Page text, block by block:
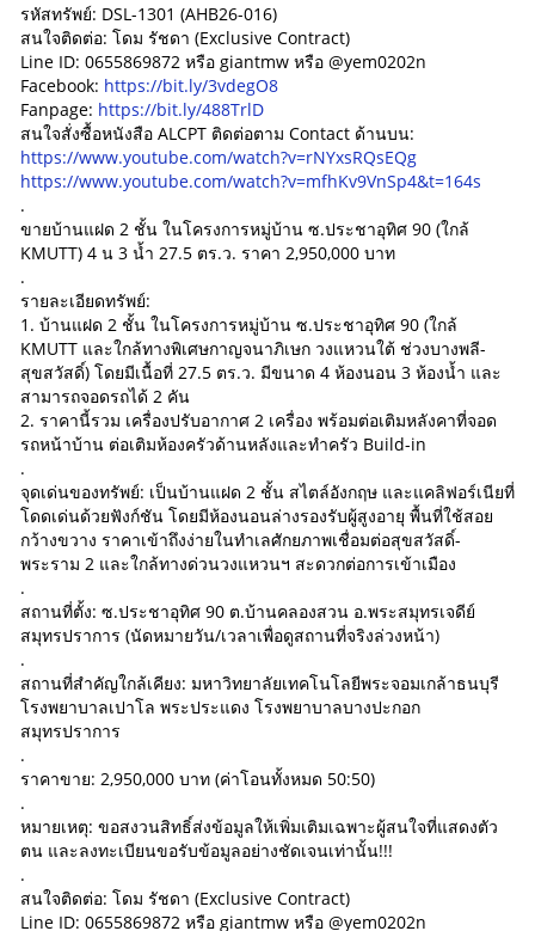
รหัสทรัพย์: DSL-1301 (AHB26-016)
สนใจติดต่อ: โดม รัชดา (Exclusive Contract)
Line ID: 0655869872 หรือ giantmw หรือ @yem0202n
Facebook: https://bit.ly/3vdegO8
Fanpage: https://bit.ly/488TrlD
สนใจสั่งซื้อหนังสือ ALCPT ติดต่อตาม Contact ด้านบน:
https://www.youtube.com/watch?v=rNYxsRQsEQg
https://www.youtube.com/watch?v=mfhKv9VnSp4&t=164s
.
ขายบ้านแฝด 2 ชั้น ในโครงการหมู่บ้าน ซ.ประชาอุทิศ 90 (ใกล้
KMUTT) 4 น 3 น้ำ 27.5 ตร.ว. ราคา 2,950,000 บาท
.
รายละเอียดทรัพย์:
1. บ้านแฝด 2 ชั้น ในโครงการหมู่บ้าน ซ.ประชาอุทิศ 90 (ใกล้
KMUTT และใกล้ทางพิเศษกาญจนาภิเษก วงแหวนใต้ ช่วงบางพลี-
สุขสวัสดิ์) โดยมีเนื้อที่ 27.5 ตร.ว. มีขนาด 4 ห้องนอน 3 ห้องน้ำ และ
สามารถจอดรถได้ 2 คัน
2. ราคานี้รวม เครื่องปรับอากาศ 2 เครื่อง พร้อมต่อเติมหลังคาที่จอด
รถหน้าบ้าน ต่อเติมห้องครัวด้านหลังและทำครัว Build-in
.
จุดเด่นของทรัพย์: เป็นบ้านแฝด 2 ชั้น สไตล์อังกฤษ และแคลิฟอร์เนียที่
โดดเด่นด้วยฟังก์ชัน โดยมีห้องนอนล่างรองรับผู้สูงอายุ พื้นที่ใช้สอย
กว้างขวาง ราคาเข้าถึงง่ายในทำเลศักยภาพเชื่อมต่อสุขสวัสดิ์-
พระราม 2 และใกล้ทางด่วนวงแหวนฯ สะดวกต่อการเข้าเมือง
.
สถานที่ตั้ง: ซ.ประชาอุทิศ 90 ต.บ้านคลองสวน อ.พระสมุทรเจดีย์
สมุทรปราการ (นัดหมายวัน/เวลาเพื่อดูสถานที่จริงล่วงหน้า)
.
สถานที่สำคัญใกล้เคียง: มหาวิทยาลัยเทคโนโลยีพระจอมเกล้าธนบุรี
โรงพยาบาลเปาโล พระประแดง โรงพยาบาลบางปะกอก
สมุทรปราการ
.
ราคาขาย: 2,950,000 บาท (ค่าโอนทั้งหมด 50:50)
.
หมายเหตุ: ขอสงวนสิทธิ์ส่งข้อมูลให้เพิ่มเติมเฉพาะผู้สนใจที่แสดงตัว
ตน และลงทะเบียนขอรับข้อมูลอย่างชัดเจนเท่านั้น!!!
.
สนใจติดต่อ: โดม รัชดา (Exclusive Contract)
Line ID: 0655869872 หรือ giantmw หรือ @yem0202n